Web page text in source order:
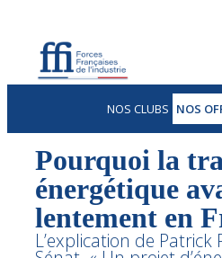
NOS CLUBS NOS
Pourquoi la
énergétique
lentement en
L’explication de Patrick